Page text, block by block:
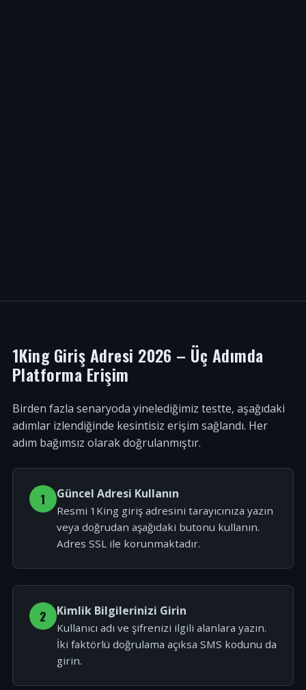
1King Giriş Adresi 2026 – Üç Adımda
Platforma Erişim
Birden fazla senaryoda yinelediğimiz testte, aşağıdaki
adımlar izlendiğinde kesintisiz erişim sağlandı. Her
adım bağımsız olarak doğrulanmıştır.
1 Güncel Adresi Kullanın
Resmi 1King giriş adresini tarayıcınıza yazın
veya doğrudan aşağıdaki butonu kullanın.
Adres SSL ile korunmaktadır.
2 Kimlik Bilgilerinizi Girin
Kullanıcı adı ve şifrenizi ilgili alanlara yazın.
İki faktörlü doğrulama açıksa SMS kodunu da
girin.